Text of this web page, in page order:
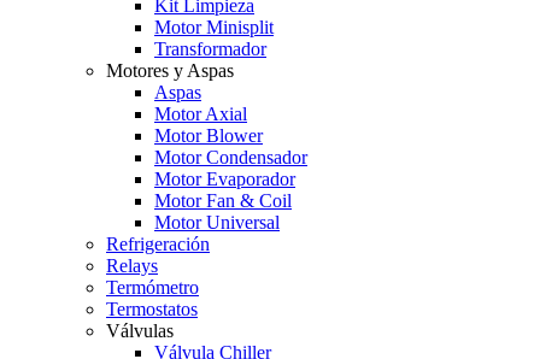
Kit Limpieza
Motor Minisplit
Transformador
Motores y Aspas
Aspas
Motor Axial
Motor Blower
Motor Condensador
Motor Evaporador
Motor Fan & Coil
Motor Universal
Refrigeración
Relays
Termómetro
Termostatos
Válvulas
Válvula Chiller